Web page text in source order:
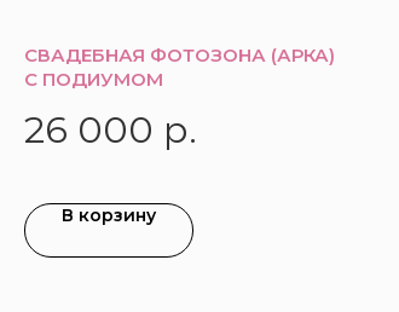
СВАДЕБНАЯ ФОТОЗОНА (АРКА)
С ПОДИУМОМ
26 000 р.
В корзину